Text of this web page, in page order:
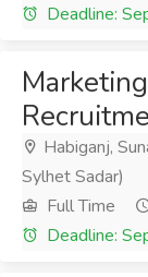
Deadline:
Habiganj,
Sylhet Sadar)
Full Time
Deadline: